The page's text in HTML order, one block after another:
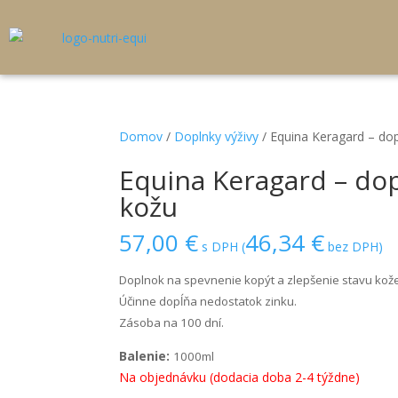
Domov / Doplnky výživy / Equina Keragard –
Equina Keragard –
kožu
57,00 € s DPH (46,34 € bez DPH)
Doplnok na spevnenie kopýt a zlepšenie stavu
Účinne dopĺňa nedostatok zinku.
Zásoba na 100 dní.
Balenie: 1000ml
Na objednávku (dodacia doba 2-4 týždne)